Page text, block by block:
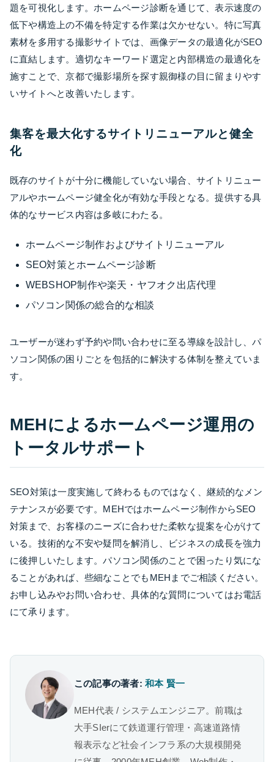
題を可視化します。ホームページ診断を通じて、表示速度の
低下や構造上の不備を特定する作業は欠かせない。特に写真
素材を多用する撮影サイトでは、画像データの最適化がSEO
に直結します。適切なキーワード選定と内部構造の最適化を
施すことで、京都で撮影場所を探す親御様の目に留まりやす
いサイトへと改善いたします。
集客を最大化するサイトリニューアルと健全
化
既存のサイトが十分に機能していない場合、サイトリニュー
アルやホームページ健全化が有効な手段となる。提供する具
体的なサービス内容は多岐にわたる。
ホームページ制作およびサイトリニューアル
SEO対策とホームページ診断
WEBSHOP制作や楽天・ヤフオク出店代理
パソコン関係の総合的な相談
ユーザーが迷わず予約や問い合わせに至る導線を設計し、パ
ソコン関係の困りごとを包括的に解決する体制を整えていま
す。
MEHによるホームページ運用の
トータルサポート
SEO対策は一度実施して終わるものではなく、継続的なメン
テナンスが必要です。MEHではホームページ制作からSEO
対策まで、お客様のニーズに合わせた柔軟な提案を心がけて
いる。技術的な不安や疑問を解消し、ビジネスの成長を強力
に後押しいたします。パソコン関係のことで困ったり気にな
ることがあれば、些細なことでもMEHまでご相談ください。
お申し込みやお問い合わせ、具体的な質問についてはお電話
にて承ります。
この記事の著者:和本 賢一
MEH代表 / システムエンジニア。前職は
大手SIerにて鉄道運行管理・高速道路情
報表示など社会インフラ系の大規模開発